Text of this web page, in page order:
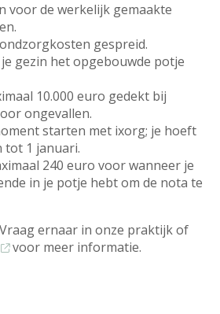
voor de werkelijk gemaakte
gespreid.
gezin het opgebouwde potje
10.000 euro gedekt bij
ongevallen.
starten met ixorg; je hoeft
tot 1 januari.
240 euro voor wanneer je
in je potje hebt om de nota te
ernaar in onze praktijk of
voor meer informatie.